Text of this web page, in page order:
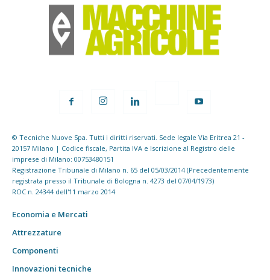
© Tecniche Nuove Spa. Tutti i diritti riservati. Sede legale Via Eritrea 21 -
20157 Milano | Codice fiscale, Partita IVA e Iscrizione al Registro delle
imprese di Milano: 00753480151
Registrazione Tribunale di Milano n. 65 del 05/03/2014 (Precedentemente
registrata presso il Tribunale di Bologna n. 4273 del 07/04/1973)
ROC n. 24344 dell'11 marzo 2014
Economia e Mercati
Attrezzature
Componenti
Innovazioni tecniche